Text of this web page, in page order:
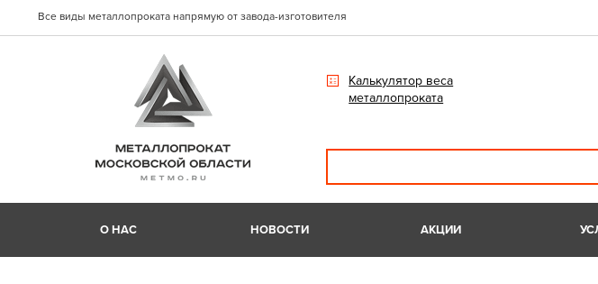
Все виды металлопроката напрямую от завода-изготовителя
Калькулятор веса
металлопроката
О НАС НОВОСТИ АКЦИИ